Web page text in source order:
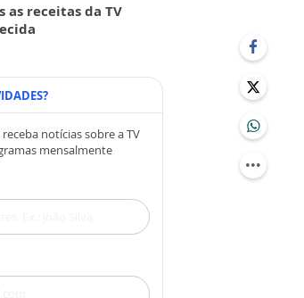
as receitas da TV
notícias sobre a TV
mensalmente